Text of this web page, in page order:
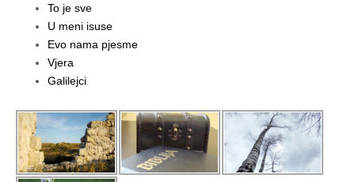
To je sve
U meni isuse
Evo nama pjesme
Vjera
Galilejci